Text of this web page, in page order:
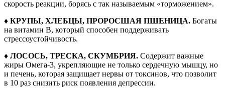
скорость реакции, борясь с так называемым «торможением».
♦ КРУПЫ, ХЛЕБЦЫ, ПРОРОСШАЯ ПШЕНИЦА. Богаты
на витамин В, который способен поддерживать
стрессоустойчивость.
♦ ЛОСОСЬ, ТРЕСКА, СКУМБРИЯ. Содержит важные
жиры Омега-3, укрепляющие не только сердечную мышцу, но
и печень, которая защищает нервы от токсинов, что позволит
в 10 раз снизить риск появления депрессии.